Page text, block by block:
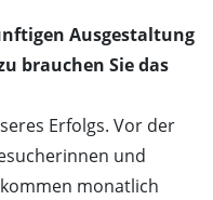
Ausgestaltung
brauchen Sie das
Erfolgs. Vor der
und
monatlich